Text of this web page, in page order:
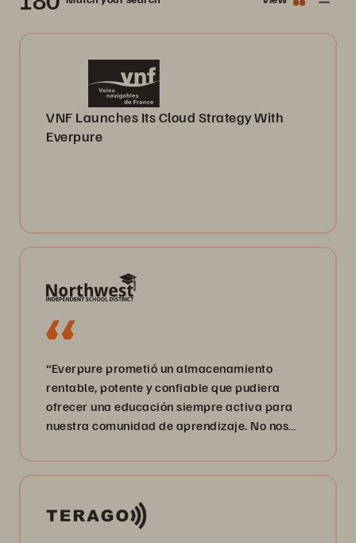
VNF Launches Its Cloud Strategy With
Everpure
“Everpure prometió un almacenamiento
rentable, potente y confiable que pudiera
ofrecer una educación siempre activa para
nuestra comunidad de aprendizaje. No nos